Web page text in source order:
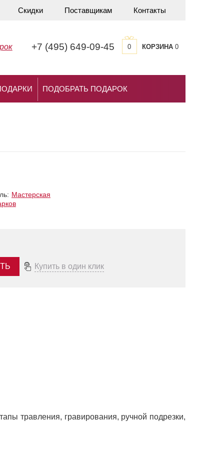
Скидки Поставщикам Контакты
+7 (495) 649-09-45 0 КОРЗИНА0
ПОДОБРАТЬ ПОДАРОК
Мастерская
Купить в один клик
травления, гравирования, ручной подрезки,